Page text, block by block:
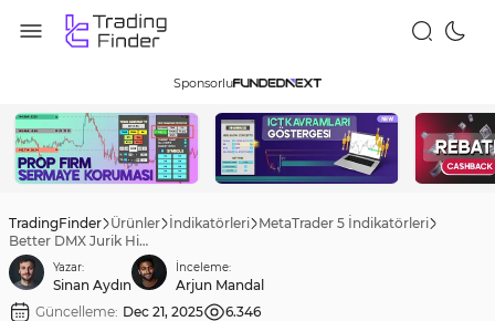
Sponsorlu
TradingFinder Ürünler İndikatörleri MetaTrader 5 İndikatörleri
Better DMX Jurik Histogram Göstergesi İçin MT5 için İndirme - Ücretsiz
Yazar:
Sinan Aydın
İnceleme:
Arjun Mandal
Güncelleme: Dec 21, 2025 6.346